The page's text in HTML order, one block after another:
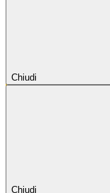
Chiudi
Chiudi